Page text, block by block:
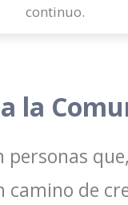
continuo.
la
personas
camino de